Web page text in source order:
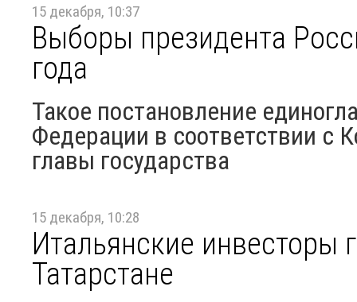
15 декабря, 10:37
Выборы президента
года
Такое постановление
Федерации в соответствии с
главы государства
15 декабря, 10:28
Итальянские инвесторы
Татарстане